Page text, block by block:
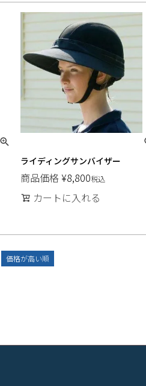
ライディングサンバイザー
商品価格 ¥8,800税込
カートに入れる
価格が高い順